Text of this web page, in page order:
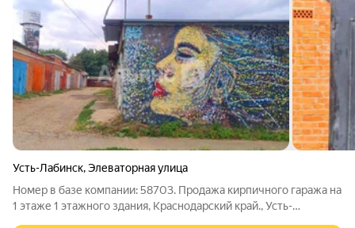
Усть-Лабинск,Элеваторная улица
Номер в базе компании: 58703. Продажа кирпичного гаража на
1 этаже 1 этажного здания, Краснодарский край., Усть-